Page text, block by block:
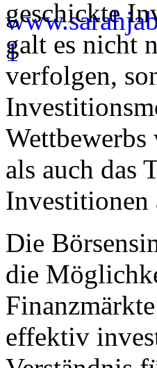
geschickte
galt es nicht
verfolgen,
Wettbewerbs
als auch das
Investitionen
Die
die
effektiv